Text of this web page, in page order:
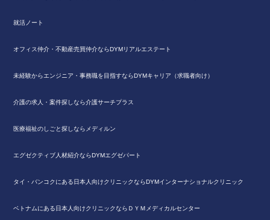
就活ノート
オフィス仲介・不動産売買仲介ならDYMリアルエステート
未経験からエンジニア・事務職を目指すならDYMキャリア（求職者向け）
介護の求人・案件探しなら介護サーチプラス
医療福祉のしごと探しならメディルン
エグゼクティブ人材紹介ならDYMエグゼパート
タイ・バンコクにある日本人向けクリニックならDYMインターナショナルクリニック
ベトナムにある日本人向けクリニックならＤＹＭメディカルセンター